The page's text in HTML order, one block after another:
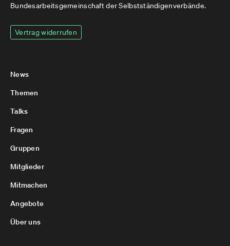
Bundesarbeitsgemeinschaft der Selbstständigenverbände.
Vertrag widerrufen
News
Themen
Talks
Fragen
Gruppen
Mitglieder
Mitmachen
Angebote
Über uns